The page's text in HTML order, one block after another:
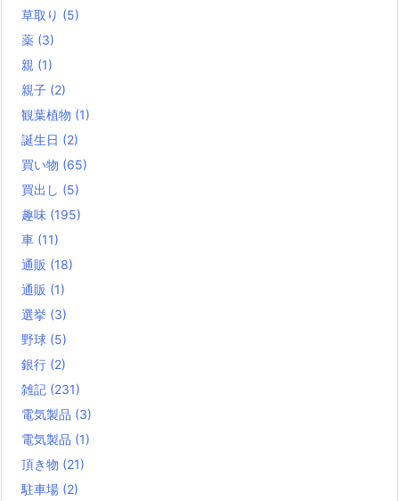
草取り (5)
薬 (3)
親 (1)
親子 (2)
観葉植物 (1)
誕生日 (2)
買い物 (65)
買出し (5)
趣味 (195)
車 (11)
通販 (18)
通販 (1)
選挙 (3)
野球 (5)
銀行 (2)
雑記 (231)
電気製品 (3)
電気製品 (1)
頂き物 (21)
駐車場 (2)